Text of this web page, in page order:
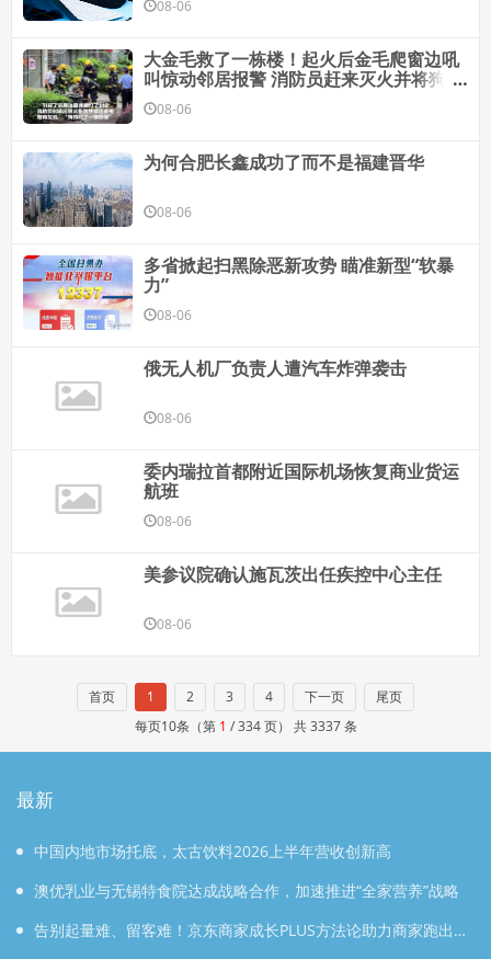
08-06
大金毛救了一栋楼！起火后金毛爬窗边吼
叫惊动邻居报警 消防员赶来灭火并将狗救
出08-06
为何合肥长鑫成功了而不是福建晋华
08-06
多省掀起扫黑除恶新攻势 瞄准新型“软暴
力”
08-06
俄无人机厂负责人遭汽车炸弹袭击
08-06
委内瑞拉首都附近国际机场恢复商业货运
航班
08-06
美参议院确认施瓦茨出任疾控中心主任
08-06
首页 1 2 3 4 下一页
尾页
每页10条（第 1 / 334 页） 共 3337 条
最新
中国内地市场托底，太古饮料2026上半年营收创新高
澳优乳业与无锡特食院达成战略合作，加速推进“全家营养”战略
告别起量难、留客难！京东商家成长PLUS方法论助力商家跑出确